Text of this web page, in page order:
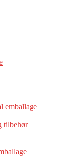
emballage
tilbehør